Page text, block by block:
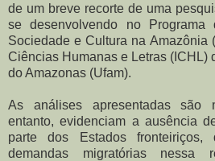
de um breve recorte de uma
se desenvolvendo no Programa
Sociedade e Cultura na Amazônia
Ciências Humanas e Letras (ICHL)
do Amazonas (Ufam).
As análises apresentadas são
entanto, evidenciam a ausência
parte dos Estados fronteiriços,
demandas migratórias